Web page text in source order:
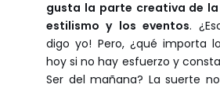
gusta la parte creativa de
estilismo y los eventos.
digo yo! Pero, ¿qué importa
hoy si no hay esfuerzo y
Ser del mañana? La suerte